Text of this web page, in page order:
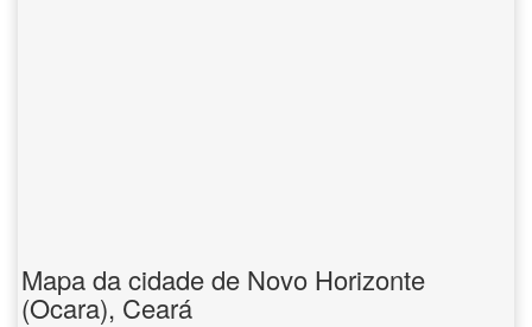
Mapa da cidade de Novo Horizonte
(Ocara), Ceará